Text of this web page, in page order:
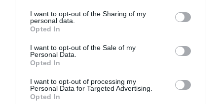
not limited to your visit or usage behaviour. You may click to
grant or deny consent to Google and its third-party tags to
use your data for below specified purposes in below Google
consent section.
I want to opt-out of the Sharing of my
personal data.
Opted In
I want to opt-out of the Sale of my
Personal Data.
Opted In
I want to opt-out of processing my
Personal Data for Targeted Advertising.
Opted In
Sydney Shepherd
Ο Παναθηναϊκός Αθλητικός Όμιλος ανακοινώνει την